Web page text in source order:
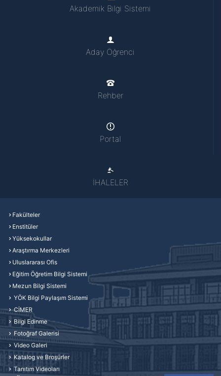
Akademik Bilgi Sistemi
Aday Öğrenci
Rehber
Portal
İHALELER
Fakülteler
Enstitüler
Yüksekokullar
Araştırma Merkezleri
Uluslararası Ofis
Eğitim Öğretim Bilgi Sistemi
Mezun Bilgi Sistemi
YÖK Bilgi Paylaşım Sistemi
CİMER
Bilgi Edinme
Fotoğraf Galerisi
Video Galeri
Katalog ve Broşürler
Tanıtım Videoları